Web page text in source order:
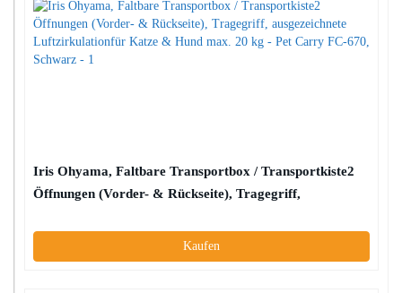
Iris Ohyama, Faltbare Transportbox / Transportkiste2
Öffnungen (Vorder- & Rückseite), Tragegriff,
20 kg – Pet Carry FC-670, Schwarz
Kaufen